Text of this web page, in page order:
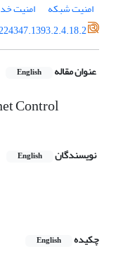
امنیت شبکه
امنیت
عنوان مقاله English
Control
نویسندگان English
چکیده
English